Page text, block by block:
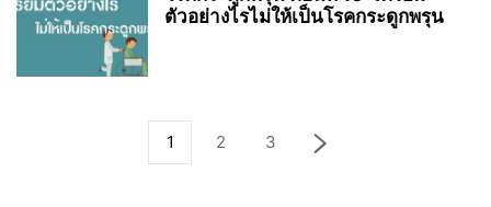
ตัวอย่างไรไม่ให้เป็นโรคกระดูกพรุน
1 2 3